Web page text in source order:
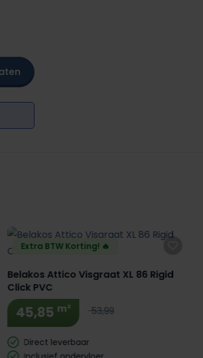
Extra BTW Korting! 🔥
Belakos Attico Visgraat XL 86 Rigid
Click PVC
45,85 m² 53,99
Direct leverbaar